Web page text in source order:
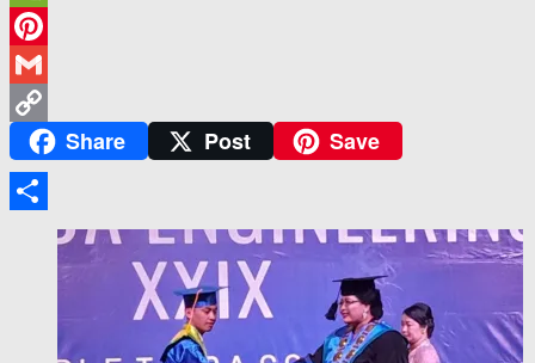
WeChat
Pinterest
Gmail
Copy
Link
Share Post Save